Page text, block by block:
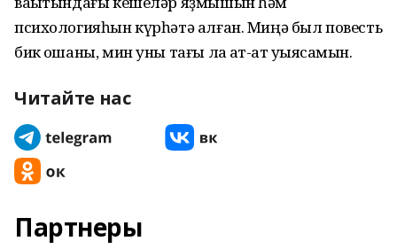
психологияһын күрһәтә алған. Миңә был повесть
бик оҡшаны, мин уны тағы ла ҡат-ҡат уҡыясаҡмын.
Читайте нас
Партнеры